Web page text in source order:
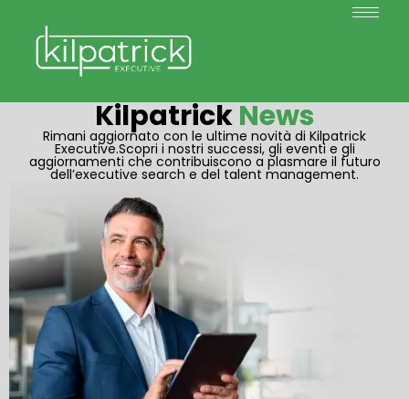
KilpatrickNews
Rimani aggiornato con le ultime novità di Kilpatrick
Executive.Scopri i nostri successi, gli eventi e gli
aggiornamenti che contribuiscono a plasmare il futuro
dell’executive search e del talent management.